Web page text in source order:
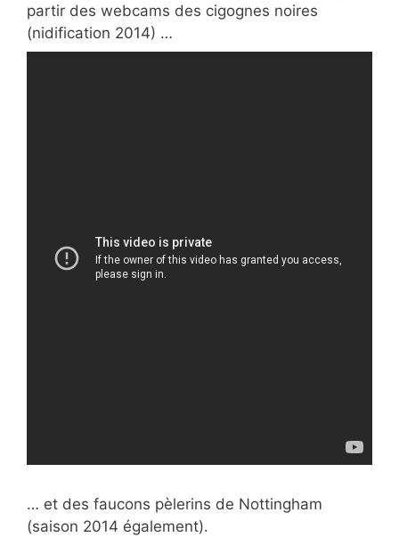
partir des webcams des cigognes noires
(nidification 2014) …
… et des faucons pèlerins de Nottingham
(saison 2014 également).